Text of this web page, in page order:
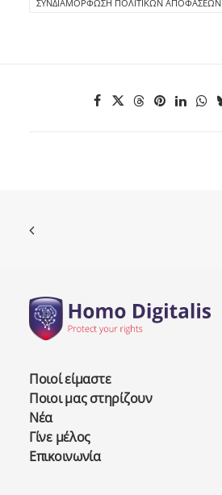
ΣΥΝΔΙΑΜΌΡΦΩΣΗ ΠΟΛΙΤΙΚΏΝ ΑΠΟΦΆΣΕΩΝ
Ποιοί είμαστε
Ποιοι μας στηρίζουν
Νέα
Γίνε μέλος
Επικοινωνία